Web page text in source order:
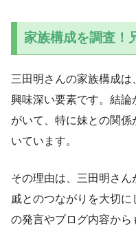
家族構成を調査！
三田明さんの家族構成
興味深い要素です。結
がいて、特に妹との関
いています。
その理由は、三田明さ
戚とのつながりを大切
の発言やブログ内容か